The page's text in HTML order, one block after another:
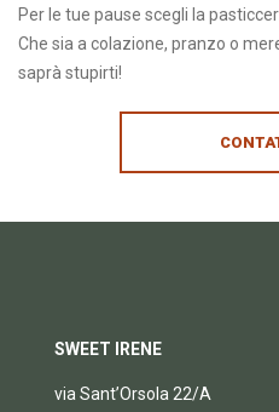
Per le tue pause scegli la
Che sia a colazione, pranzo o
saprà stupirti!
SWEET IRENE
via Sant’Orsola 22/A